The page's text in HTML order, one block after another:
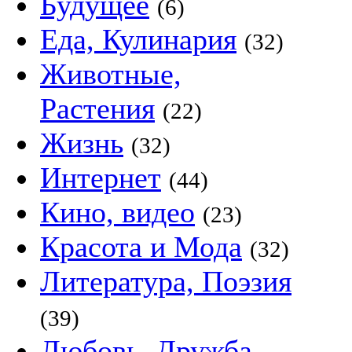
(6)
Еда, Кулинария (32)
Животные,
Растения (22)
Жизнь (32)
Интернет (44)
Кино, видео (23)
Красота и Мода (32)
Литература, Поэзия
(39)